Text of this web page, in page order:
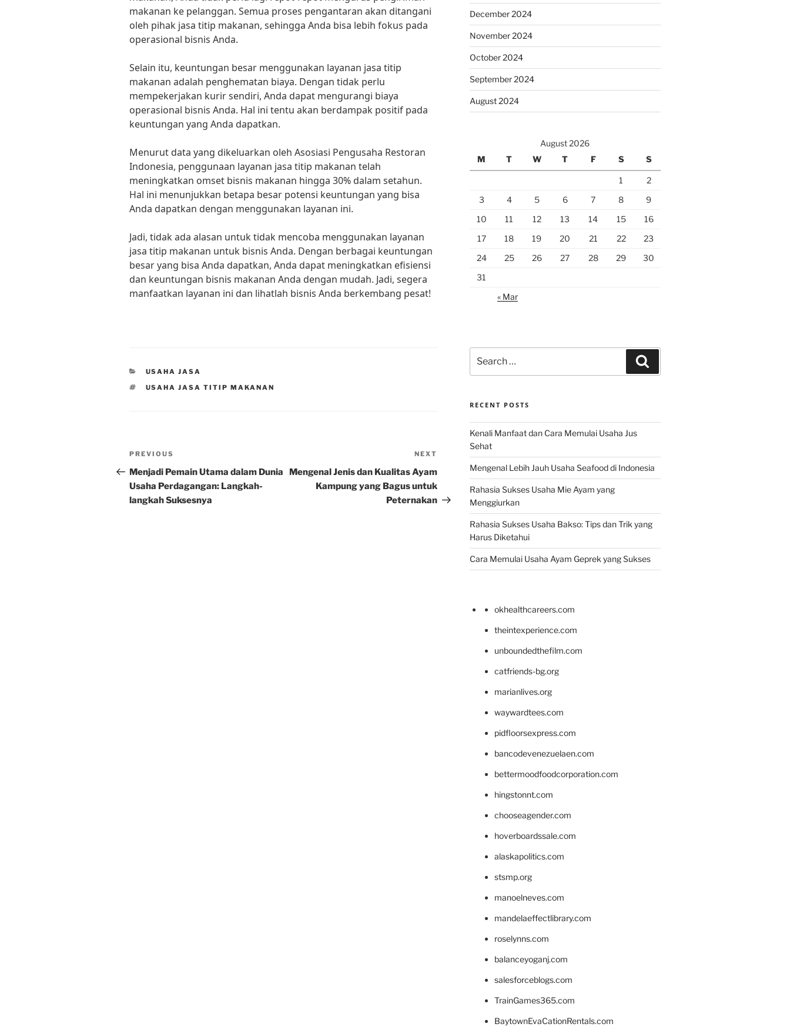
makanan ke pelanggan. Semua proses pengantaran akan ditangani
oleh pihak jasa titip makanan, sehingga Anda bisa lebih fokus pada
operasional bisnis Anda.
Selain itu, keuntungan besar menggunakan layanan jasa titip
makanan adalah penghematan biaya. Dengan tidak perlu
mempekerjakan kurir sendiri, Anda dapat mengurangi biaya
operasional bisnis Anda. Hal ini tentu akan berdampak positif pada
keuntungan yang Anda dapatkan.
Menurut data yang dikeluarkan oleh Asosiasi Pengusaha Restoran
Indonesia, penggunaan layanan jasa titip makanan telah
meningkatkan omset bisnis makanan hingga 30% dalam setahun.
Hal ini menunjukkan betapa besar potensi keuntungan yang bisa
Anda dapatkan dengan menggunakan layanan ini.
Jadi, tidak ada alasan untuk tidak mencoba menggunakan layanan
jasa titip makanan untuk bisnis Anda. Dengan berbagai keuntungan
besar yang bisa Anda dapatkan, Anda dapat meningkatkan efisiensi
dan keuntungan bisnis makanan Anda dengan mudah. Jadi, segera
manfaatkan layanan ini dan lihatlah bisnis Anda berkembang pesat!
CATEGORIES
USAHA JASA
TAGS
USAHA JASA TITIP MAKANAN
Post
navigation
Previous
Post
PREVIOUS
Menjadi Pemain Utama dalam Dunia
Usaha Perdagangan: Langkah-
langkah Suksesnya
Post
NEXT
Mengenal Jenis dan Kualitas Ayam
Kampung yang Bagus untuk
Peternakan
December 2024
November 2024
October 2024
September 2024
August 2024
August 2026
M
T W T F S S
1
2
3
4 5 6 7 8
9
10
11 12 13 14 15
16
17
18 19 20 21 22
23
24
25 26 27 28 29
30
31
« Mar
for:
RECENT POSTS
Kenali Manfaat dan Cara Memulai Usaha Jus
Sehat
Mengenal Lebih Jauh Usaha Seafood di Indonesia
Rahasia Sukses Usaha Mie Ayam yang
Menggiurkan
Rahasia Sukses Usaha Bakso: Tips dan Trik yang
Harus Diketahui
Cara Memulai Usaha Ayam Geprek yang Sukses
okhealthcareers.com
theintexperience.com
unboundedthefilm.com
catfriends-bg.org
marianlives.org
waywardtees.com
pidfloorsexpress.com
bancodevenezuelaen.com
bettermoodfoodcorporation.com
hingstonnt.com
chooseagender.com
hoverboardssale.com
alaskapolitics.com
stsmp.org
manoelneves.com
mandelaeffectlibrary.com
roselynns.com
balanceyoganj.com
salesforceblogs.com
TrainGames365.com
BaytownEvaCationRentals.com